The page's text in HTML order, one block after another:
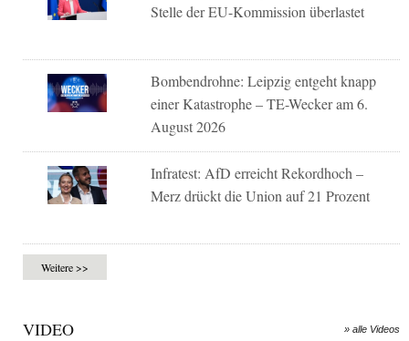
Stelle der EU-Kommission überlastet
Bombendrohne: Leipzig entgeht knapp
einer Katastrophe – TE-Wecker am 6.
August 2026
Infratest: AfD erreicht Rekordhoch –
Merz drückt die Union auf 21 Prozent
Weitere >>
VIDEO » alle Videos